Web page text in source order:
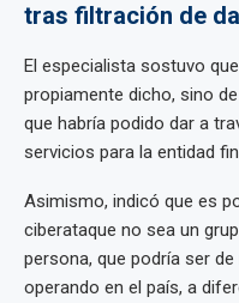
tras filtración de
El especialista sostuvo
propiamente dicho, sino
que habría podido dar a
servicios para la entidad
Asimismo, indicó que es
ciberataque no sea un
persona, que podría ser
operando en el país, a